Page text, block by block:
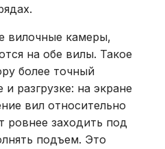
вилочные камеры,
на обе вилы. Такое
более точный
разгрузке: на экране
вил относительно
ровнее заходить под
подъем. Это